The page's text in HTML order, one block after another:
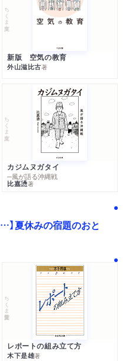
ちくま文庫
新版 空気の教育
外山滋比古著
ちくま文庫
カジムヌガタイ
─風が語る沖縄戦
比嘉慂著
】夏休みの宿題のおと
ちくま学芸文庫
レポートの組み立て方
木下是雄著